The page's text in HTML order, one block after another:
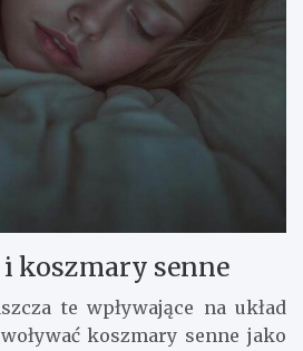
koszmary senne
te wpływające na układ
koszmary senne jako